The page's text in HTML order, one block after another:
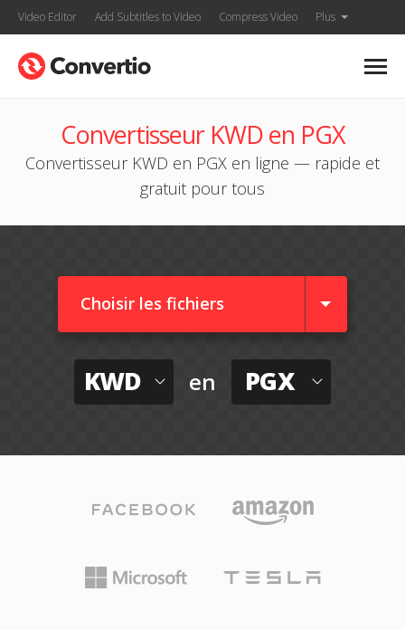
Video Editor Add Subtitles to Video Compress Video Plus
Convertisseur KWD en PGX
Convertisseur KWD en PGX en ligne — rapide et
gratuit pour tous
Choisir les fichiers
KWD en PGX